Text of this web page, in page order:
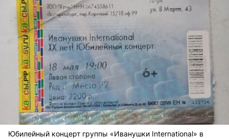
Юбилейный концерт группы «Иванушки International» в